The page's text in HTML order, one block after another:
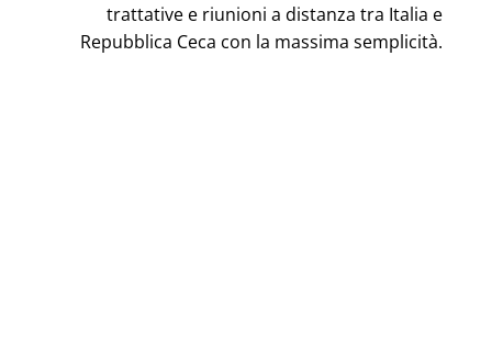
trattative e riunioni a distanza tra Italia e
Repubblica Ceca con la massima semplicità.